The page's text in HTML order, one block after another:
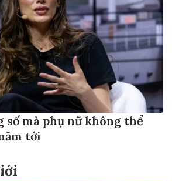
số mà phụ nữ không thể
tới